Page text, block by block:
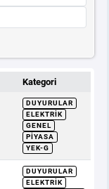
Kategori
DUYURULAR
ELEKTRIK
GENEL
PIYASA
YEK-G
DUYURULAR
ELEKTRIK